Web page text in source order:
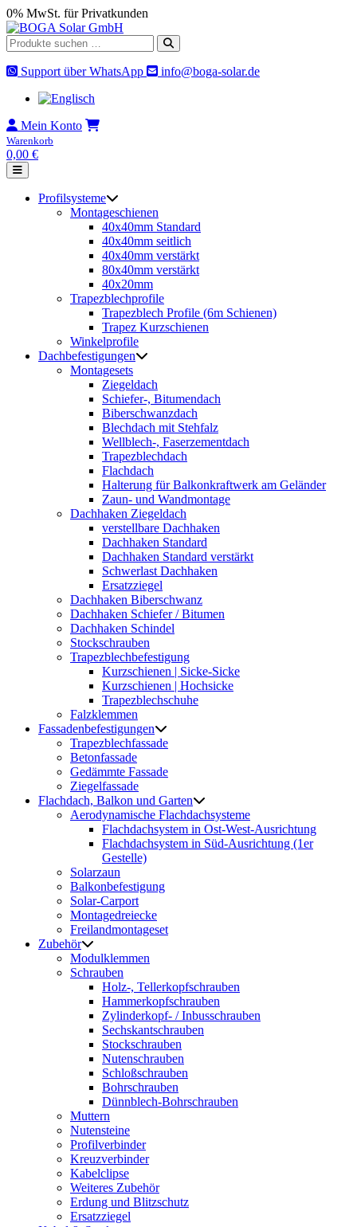
Skip
to
content
0% MwSt. für Privatkunden
Suche
nach:
Support über WhatsApp
info@boga-solar.de
Mein Konto
Warenkorb
0,00 €
Profilsysteme
Montageschienen
40x40mm Standard
40x40mm seitlich
40x40mm verstärkt
80x40mm verstärkt
40x20mm
Trapezblechprofile
Trapezblech Profile (6m Schienen)
Trapez Kurzschienen
Winkelprofile
Dachbefestigungen
Montagesets
Ziegeldach
Schiefer-, Bitumendach
Biberschwanzdach
Blechdach mit Stehfalz
Wellblech-, Faserzementdach
Trapezblechdach
Flachdach
Halterung für Balkonkraftwerk am Geländer
Zaun- und Wandmontage
Dachhaken Ziegeldach
verstellbare Dachhaken
Dachhaken Standard
Dachhaken Standard verstärkt
Schwerlast Dachhaken
Ersatzziegel
Dachhaken Biberschwanz
Dachhaken Schiefer / Bitumen
Dachhaken Schindel
Stockschrauben
Trapezblechbefestigung
Kurzschienen | Sicke-Sicke
Kurzschienen | Hochsicke
Trapezblechschuhe
Falzklemmen
Fassadenbefestigungen
Trapezblechfassade
Betonfassade
Gedämmte Fassade
Ziegelfassade
Flachdach, Balkon und Garten
Aerodynamische Flachdachsysteme
Flachdachsystem in Ost-West-Ausrichtung
Flachdachsystem in Süd-Ausrichtung (1er
Gestelle)
Solarzaun
Balkonbefestigung
Solar-Carport
Montagedreiecke
Freilandmontageset
Zubehör
Modulklemmen
Schrauben
Holz-, Tellerkopfschrauben
Hammerkopfschrauben
Zylinderkopf- / Inbusschrauben
Sechskantschrauben
Stockschrauben
Nutenschrauben
Schloßschrauben
Bohrschrauben
Dünnblech-Bohrschrauben
Muttern
Nutensteine
Profilverbinder
Kreuzverbinder
Kabelclipse
Weiteres Zubehör
Erdung und Blitzschutz
Ersatzziegel